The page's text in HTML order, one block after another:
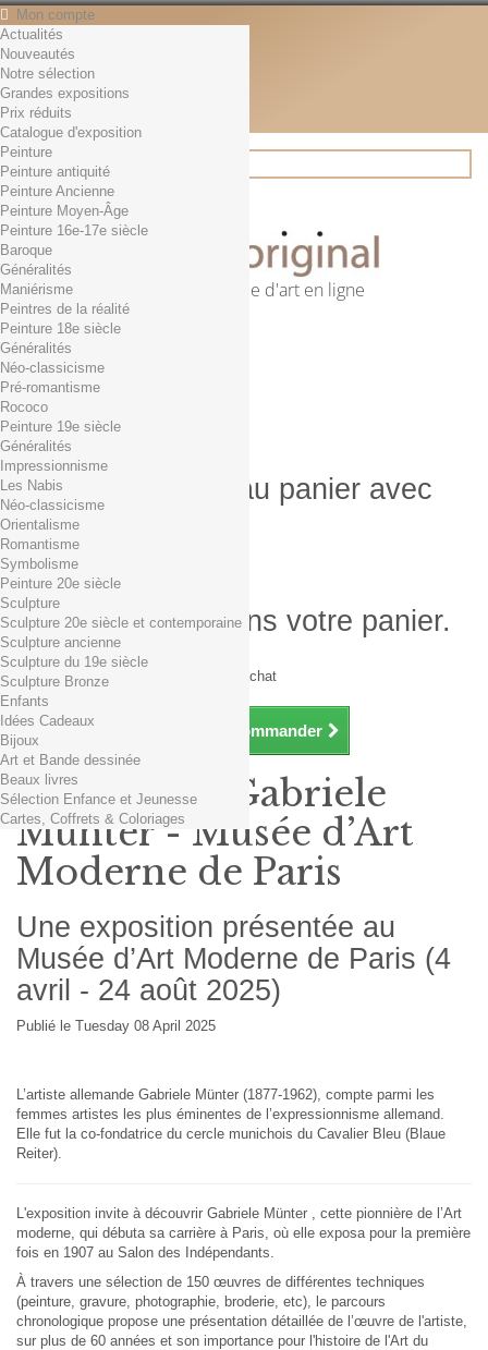
Mon compte
Contact
Français
English
Français
Actualités
Rechercher
Première librairie d'art en ligne
Panier (vide)
Aucun produit
0,01€ dès 29€ d'achat
0,00 € Total
Commander
Produit ajouté au panier avec
succès
Quantité
Total
Il y a 1 produit dans votre panier.
Total produits TTC
Frais de port TTC
0,01€ dès 29€ d'achat
Total TTC
Continuer mes achats Commander
Actualités
Nouveautés
Notre sélection
Grandes expositions
Prix réduits
Catalogue d'exposition
Peinture
Peinture antiquité
Peinture Ancienne
Peinture Moyen-Âge
Peinture 16e-17e siècle
Baroque
Généralités
Maniérisme
Peintres de la réalité
Peinture 18e siècle
Généralités
Néo-classicisme
Pré-romantisme
Rococo
Peinture 19e siècle
Généralités
Impressionnisme
Les Nabis
Néo-classicisme
Orientalisme
Romantisme
Symbolisme
Peinture 20e siècle
Sculpture
Sculpture 20e siècle et contemporaine
Sculpture ancienne
Sculpture du 19e siècle
Sculpture Bronze
Enfants
Idées Cadeaux
Bijoux
Art et Bande dessinée
Beaux livres
Sélection Enfance et Jeunesse
Cartes, Coffrets & Coloriages
Exposition Gabriele
Münter - Musée d’Art
Moderne de Paris
Une exposition présentée au
Musée d’Art Moderne de Paris (4
avril - 24 août 2025)
Publié le Tuesday 08 April 2025
L’artiste allemande Gabriele Münter (1877-1962), compte parmi les
femmes artistes les plus éminentes de l’expressionnisme allemand.
Elle fut la co-fondatrice du cercle munichois du Cavalier Bleu (Blaue
Reiter).
L'exposition invite à découvrir Gabriele Münter , cette pionnière de l’Art
moderne, qui débuta sa carrière à Paris, où elle exposa pour la première
fois en 1907 au Salon des Indépendants.
À travers une sélection de 150 œuvres de différentes techniques
(peinture, gravure, photographie, broderie, etc), le parcours
chronologique propose une présentation détaillée de l’œuvre de l'artiste,
sur plus de 60 années et son importance pour l'histoire de l'Art du